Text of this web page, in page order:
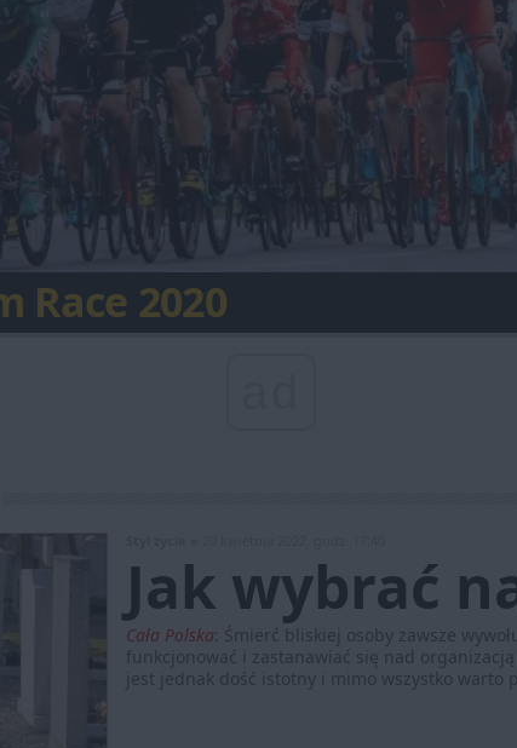
będzie w Polsce
Race 2020
Turystyczne 2019
w Zabrzu
rowerze lub rolkach
z nową trasą
Planetarium Śląskiego
roku w Rybniku
Jak wybrać
Cała Polska Śmierć bliskiej osoby zawsze
funkcjonować i zastanawiać się nad
jest jednak dość istotny i mimo wszystko warto